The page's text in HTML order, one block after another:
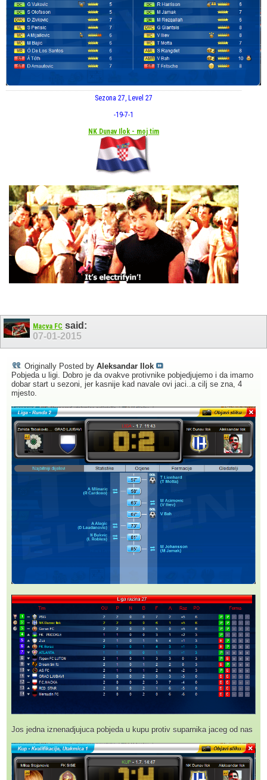
Sezona 27, Level 27
-19-7-1
NK Dunav Ilok - moj tim
Macva FC said:
07-01-2015
Originally Posted by Aleksandar Ilok
Pobjeda u ligi. Dobro je da ovakve protivnike pobjedjujemo i da imamo
dobar start u sezoni, jer kasnije kad navale ovi jaci..a cilj se zna, 4
mjesto.
Jos jedna iznenadjujuca pobjeda u kupu protiv suparnika jaceg od nas